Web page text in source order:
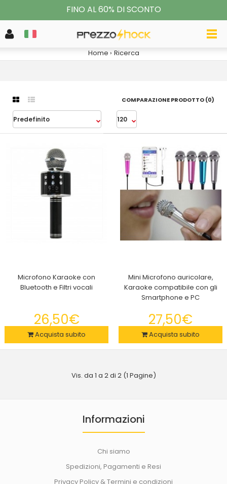
FINO AL 60% DI SCONTO
RICERCA
Home Ricerca
COMPARAZIONE PRODOTTO (0)
Microfono Karaoke con Bluetooth e Filtri vocali
Il microfono Bluetooth per Karaoke ti consente un’esperienza
Microfono Karaoke con
Bluetooth e Filtri vocali
26,50€
Acquista subito
Mini Microfono auricolare,
Karaoke compatibile con gli
Smartphone e PC
27,50€
Acquista subito
Vis. da 1 a 2 di 2 (1 Pagine)
Informazioni
Chi siamo
Spedizioni, Pagamenti e Resi
Privacy Policy & Termini e condizioni